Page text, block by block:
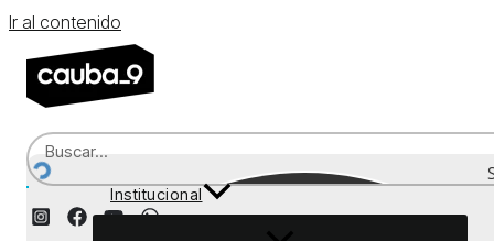
Ir al contenido
Recepción
Institucional